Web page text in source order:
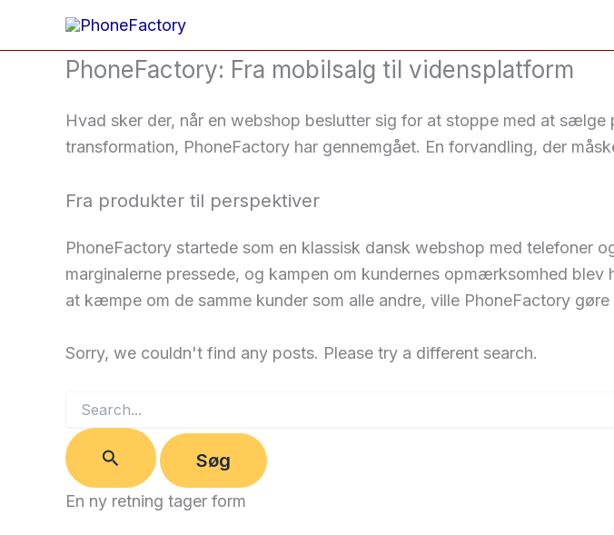
indholdetPhoneFactory: Fra mobilsalg til vidensplatform
Hvad sker der, når en webshop beslutter sig for at stoppe med at
transformation, PhoneFactory har gennemgået. En forvandling, der
Fra produkter til perspektiver
PhoneFactory startede som en klassisk dansk webshop med telefoner
marginalerne pressede, og kampen om kundernes opmærksomhed
at kæmpe om de samme kunder som alle andre, ville PhoneFactory gøre
Sorry, we couldn't find any posts. Please try a different search.
efter:
En ny retning tager form